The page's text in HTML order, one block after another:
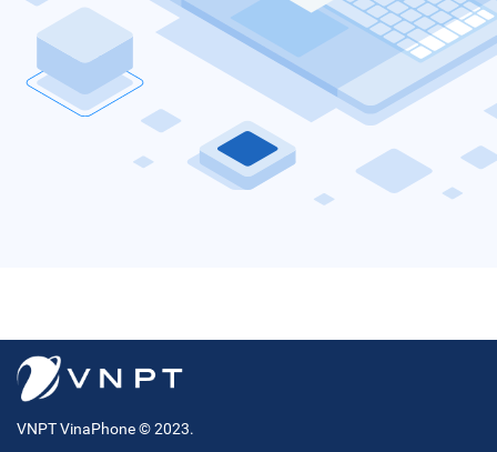
VNPT VinaPhone © 2023.